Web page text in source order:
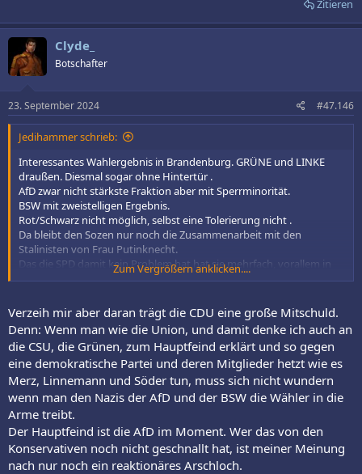
Zitieren
Clyde_
Botschafter
23. September 2024 #47.146
Jedihammer schrieb:
Interessantes Wahlergebnis in Brandenburg. GRÜNE und LINKE
draußen. Diesmal sogar ohne Hintertür .
AfD zwar nicht stärkste Fraktion aber mit Sperrminorität.
BSW mit zweistelligen Ergebnis.
Rot/Schwarz nicht möglich, selbst eine Tolerierung nicht .
Da bleibt den Sozen nur noch die Zusammenarbeit mit den
Stalinisten von Frau Putinknecht.
Das die SPD damit kein Problem hat hat sie mehrfach, vorallem in
Brandenburg mehrfach gezeigt.
Brandenburg seinen Spitznamen " Kleine DDR" verdient.
Zum Vergrößern anklicken....
Verzeih mir aber daran trägt die CDU eine große Mitschuld.
Denn: Wenn man wie die Union, und damit denke ich auch an
die CSU, die Grünen, zum Hauptfeind erklärt und so gegen
eine demokratische Partei und deren Mitglieder hetzt wie es
Merz, Linnemann und Söder tun, muss sich nicht wundern
wenn man den Nazis der AfD und der BSW die Wähler in die
Arme treibt.
Der Hauptfeind ist die AfD im Moment. Wer das von den
Konservativen noch nicht geschnallt hat, ist meiner Meinung
nach nur noch ein reaktionäres Arschloch.